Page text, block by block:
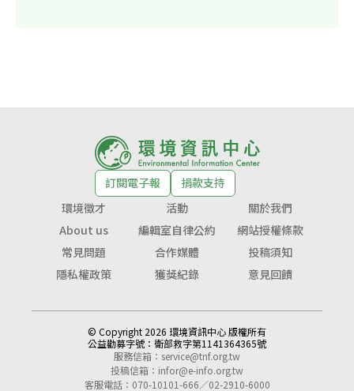
訂閱電子報
捐款支持
環境徵才
活動
關於我們
About us
編輯室自律公約
網站授權條款
常見問題
合作媒體
投稿須知
隱私權政策
獲獎紀錄 意見回饋
© Copyright 2026 環境資訊中心 版權所有
公益勸募字號： 衛部救字第1141364365號
服務信箱： service@tnf.org.tw
投稿信箱： infor@e-info.org.tw
客服電話：070-10101-666／02-2910-6000